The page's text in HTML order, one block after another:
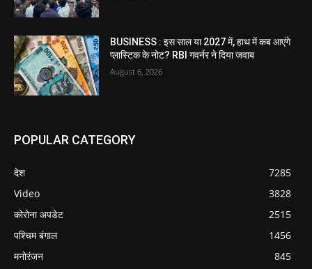
BUSINESS : इस साल या 2027 में, हाथ में कब आएंगे
प्लास्टिक के नोट? RBI गवर्नर ने दिया जवाब
August 6, 2026
POPULAR CATEGORY
देश
7285
Video
3828
कोरोना अपडेट
2515
पश्चिम बंगाल
1456
मनोरंजन
845